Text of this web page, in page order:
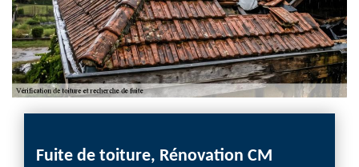
Fuite de toiture, Rénovation CM